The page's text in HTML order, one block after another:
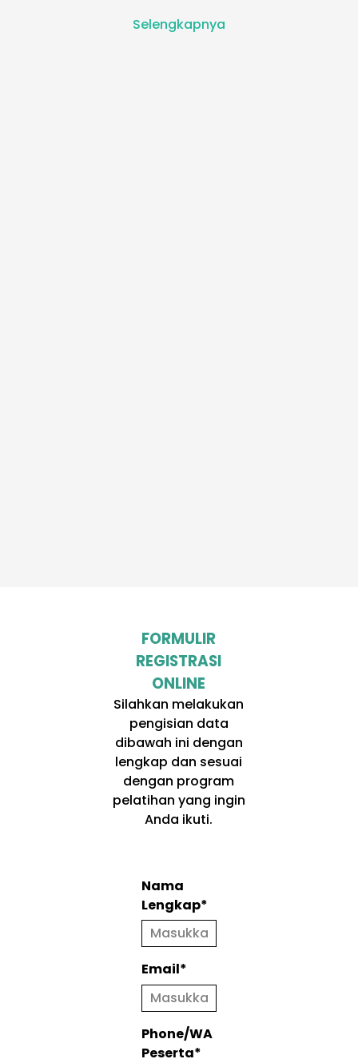
Selengkapnya
FORMULIR
REGISTRASI
ONLINE
Silahkan melakukan
pengisian data
dibawah ini dengan
lengkap dan sesuai
dengan program
pelatihan yang ingin
Anda ikuti.
Nama
Lengkap*
Email*
Phone/WA
Peserta*